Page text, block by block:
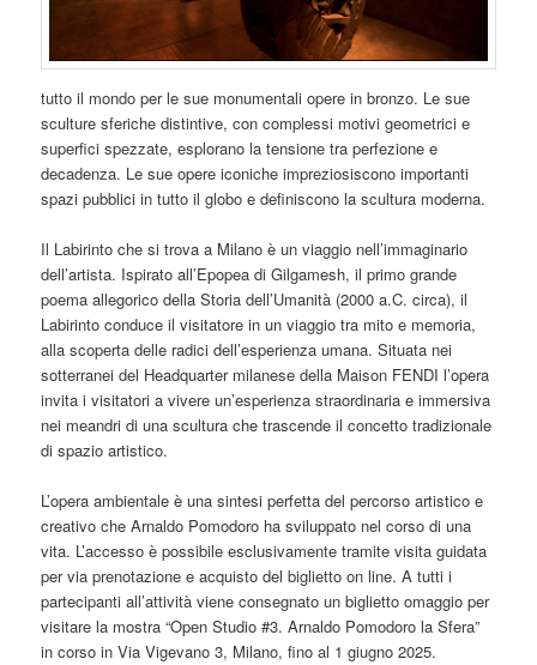
tutto il mondo per le sue monumentali opere in bronzo. Le sue
sculture sferiche distintive, con complessi motivi geometrici e
superfici spezzate, esplorano la tensione tra perfezione e
decadenza. Le sue opere iconiche impreziosiscono importanti
spazi pubblici in tutto il globo e definiscono la scultura moderna.
Il Labirinto che si trova a Milano è un viaggio nell’immaginario
dell’artista. Ispirato all’Epopea di Gilgamesh, il primo grande
poema allegorico della Storia dell’Umanità (2000 a.C. circa), il
Labirinto conduce il visitatore in un viaggio tra mito e memoria,
alla scoperta delle radici dell’esperienza umana. Situata nei
sotterranei del Headquarter milanese della Maison FENDI l’opera
invita i visitatori a vivere un’esperienza straordinaria e immersiva
nei meandri di una scultura che trascende il concetto tradizionale
di spazio artistico.
L’opera ambientale è una sintesi perfetta del percorso artistico e
creativo che Arnaldo Pomodoro ha sviluppato nel corso di una
vita. L’accesso è possibile esclusivamente tramite visita guidata
per via prenotazione e acquisto del biglietto on line. A tutti i
partecipanti all’attività viene consegnato un biglietto omaggio per
visitare la mostra “Open Studio #3. Arnaldo Pomodoro la Sfera”
in corso in Via Vigevano 3, Milano, fino al 1 giugno 2025.